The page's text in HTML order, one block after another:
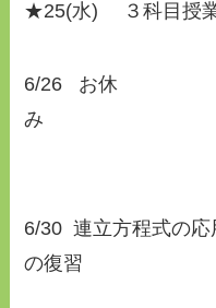
★25(水) ３科目授業
6/26 お休
6/30 連立方程式
の復習